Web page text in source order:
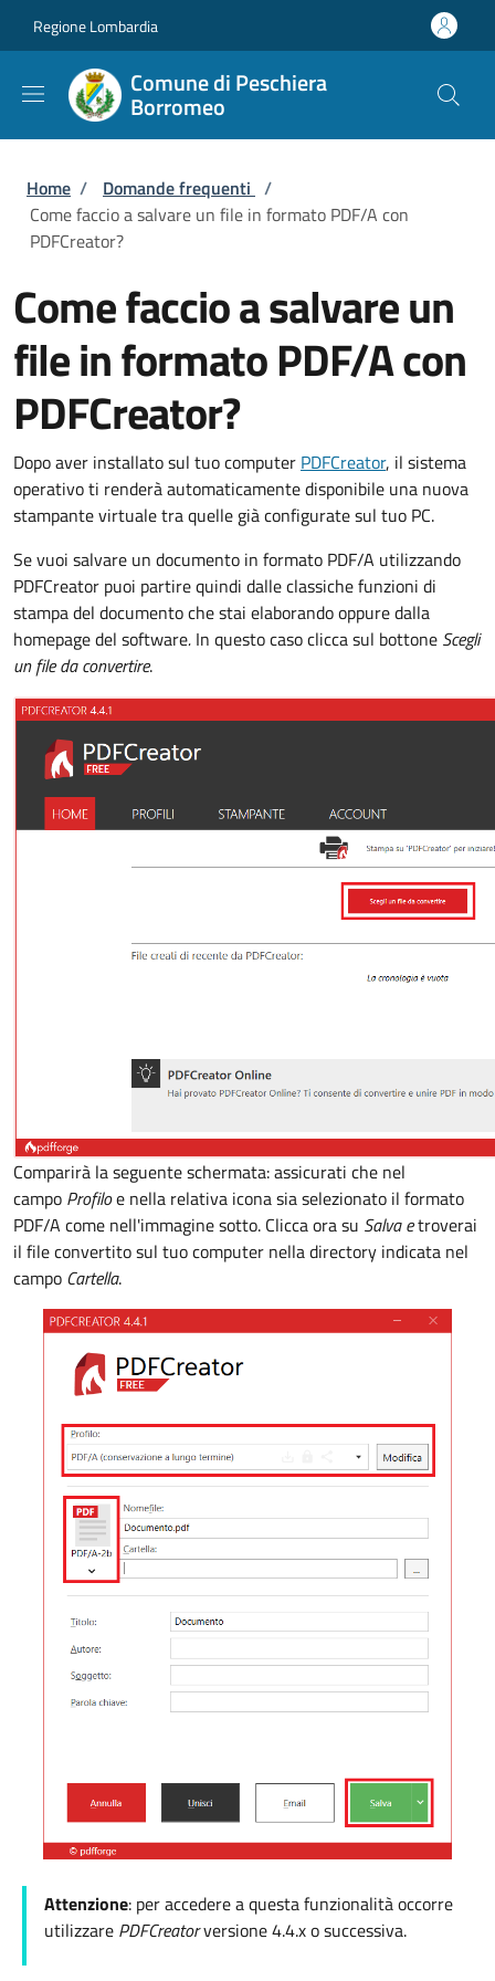
Regione Lombardia
Comune di Peschiera
Borromeo
Briciole di pane
Home / Domande frequenti /
Come faccio a salvare un file in formato PDF/A con
PDFCreator?
Come faccio a salvare un
file in formato PDF/A con
PDFCreator?
Dopo aver installato sul tuo computer PDFCreator, il sistema
operativo ti renderà automaticamente disponibile una nuova
stampante virtuale tra quelle già configurate sul tuo PC.
Se vuoi salvare un documento in formato PDF/A utilizzando
PDFCreator puoi partire quindi dalle classiche funzioni di
stampa del documento che stai elaborando oppure dalla
homepage del software. In questo caso clicca sul bottone Scegli
un file da convertire.
Comparirà la seguente schermata: assicurati che nel
campo Profiloe nella relativa icona sia selezionato il formato
PDF/A come nell'immagine sotto. Clicca ora su Salva etroverai
il file convertito sul tuo computer nella directory indicata nel
campo Cartella.
Attenzione: per accedere a questa funzionalità occorre
utilizzare PDFCreatorversione 4.4.x o successiva.